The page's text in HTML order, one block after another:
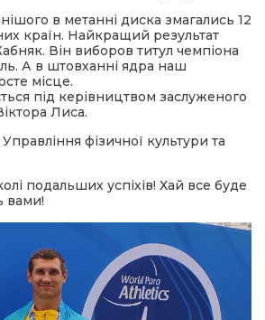
в метанні диска змагались 12
країн. Найкращий результат
Він виборов титул чемпіона
А в штовханні ядра наш
місце.
під керівництвом заслуженого
Лиса.
фізичної культури та
подальших успіхів! Хай все буде
вами!